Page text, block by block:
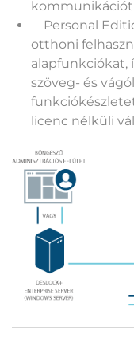
Personal
otthoni
alapfunkciókat,
szöveg- és
licenc nélküli